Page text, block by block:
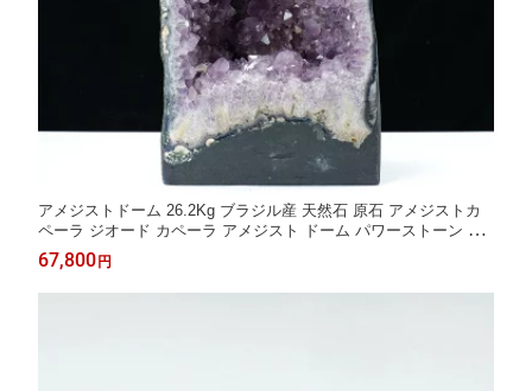
アメジストドーム 26.2Kg ブラジル産 天然石 原石 アメジストカ
ペーラ ジオード カペーラ アメジスト ドーム パワーストーン 天
然石 晶洞 開運 風水 浄化 玄関 amethyst dome 一点物 送料無料 1
74-2352
67,800 円